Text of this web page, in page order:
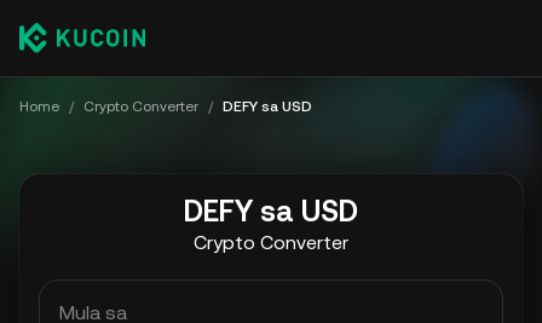
Home / Crypto Converter / DEFY sa USD
DEFY sa USD
Crypto Converter
Mula sa